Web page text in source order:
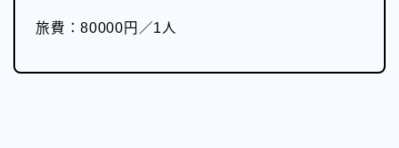
旅費：80000円／1人